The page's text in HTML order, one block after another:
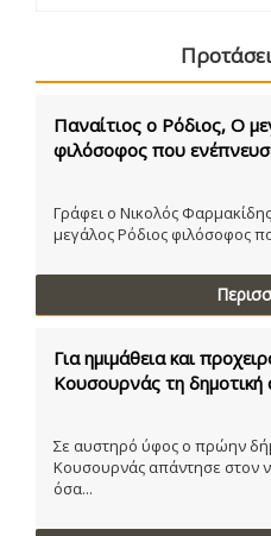
Παναίτιος ο Ρόδιος, Ο
φιλόσοφος που
Γράφει ο Νικολός
μεγάλος Ρόδιος φιλόσοφος
Για ημιμάθεια και
Κουσουρνάς τη δημοτική
Σε αυστηρό ύφος ο πρώην
Κουσουρνάς απάντησε στον
όσα...